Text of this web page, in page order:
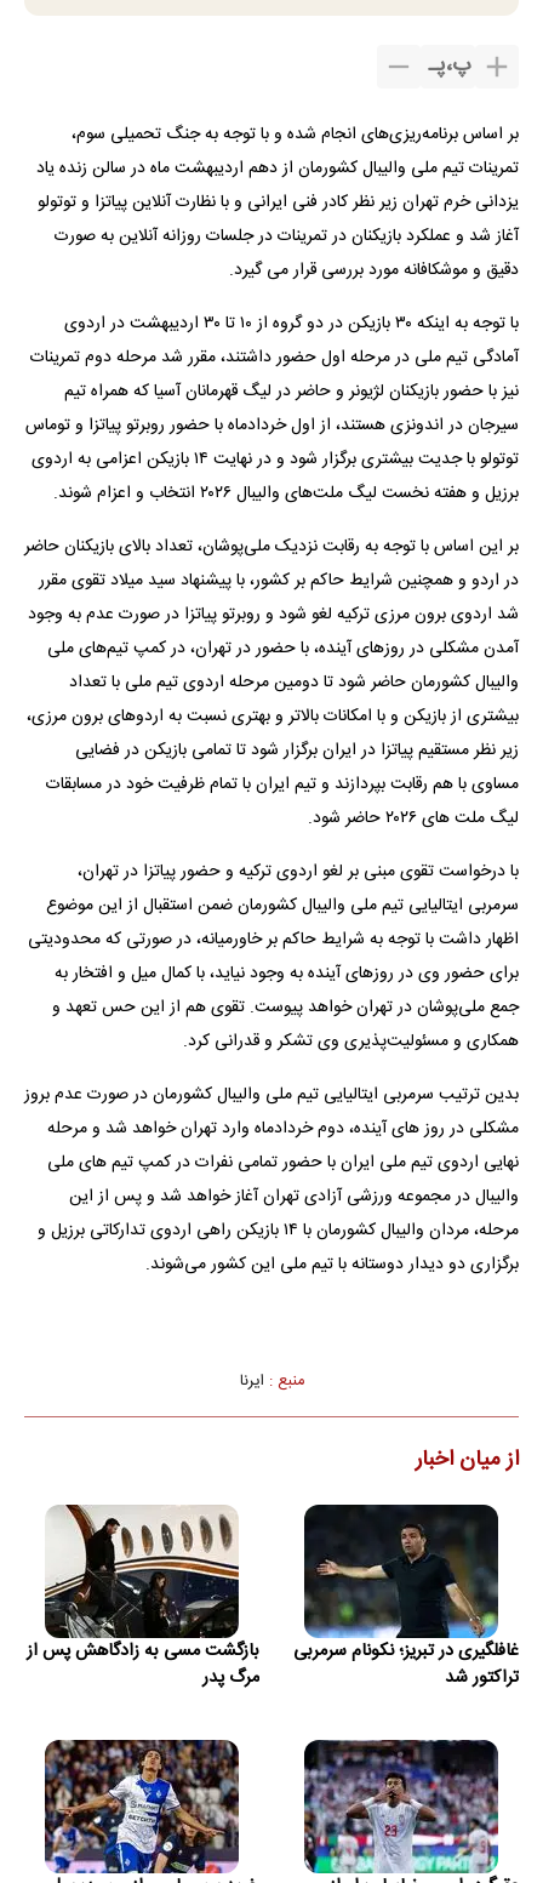
پ،پـ
بر اساس برنامه‌ریزی‌های انجام شده و با توجه به جنگ تحمیلی سوم،
تمرینات تیم ملی والیبال کشورمان از دهم اردیبهشت ماه در سالن زنده یاد
یزدانی خرم تهران زیر نظر کادر فنی ایرانی و با نظارت آنلاین پیاتزا و توتولو
آغاز شد و عملکرد بازیکنان در تمرینات در جلسات روزانه آنلاین به صورت
دقیق و موشکافانه مورد بررسی قرار می گیرد.
با توجه به اینکه ۳۰ بازیکن در دو گروه از ۱۰ تا ۳۰ اردیبهشت در اردوی
آمادگی تیم ملی در مرحله اول حضور داشتند، مقرر شد مرحله دوم تمرینات
نیز با حضور بازیکنان لژیونر و حاضر در لیگ قهرمانان آسیا که همراه تیم
سیرجان در اندونزی هستند، از اول خردادماه با حضور روبرتو پیاتزا و توماس
توتولو با جدیت بیشتری برگزار شود و در نهایت ۱۴ بازیکن اعزامی به اردوی
برزیل و هفته نخست لیگ ملت‌های والیبال ۲۰۲۶ انتخاب و اعزام شوند.
بر این اساس با توجه به رقابت نزدیک ملی‌پوشان، تعداد بالای بازیکنان حاضر
در اردو و همچنین شرایط حاکم بر کشور، با پیشنهاد سید میلاد تقوی مقرر
شد اردوی برون مرزی ترکیه لغو شود و روبرتو پیاتزا در صورت عدم به وجود
آمدن مشکلی در روزهای آینده، با حضور در تهران، در کمپ تیم‌های ملی
والیبال کشورمان حاضر شود تا دومین مرحله اردوی تیم ملی با تعداد
بیشتری از بازیکن و با امکانات بالاتر و بهتری نسبت به اردوهای برون مرزی،
زیر نظر مستقیم پیاتزا در ایران برگزار شود تا تمامی بازیکن در فضایی
مساوی با هم رقابت بپردازند و تیم ایران با تمام ظرفیت خود در مسابقات
لیگ ملت های ۲۰۲۶ حاضر شود.
با درخواست تقوی مبنی بر لغو اردوی ترکیه و حضور پیاتزا در تهران،
سرمربی ایتالیایی تیم ملی والیبال کشورمان ضمن استقبال از این موضوع
اظهار داشت با توجه به شرایط حاکم بر خاورمیانه، در صورتی که محدودیتی
برای حضور وی در روزهای آینده به وجود نیاید، با کمال میل و افتخار به
جمع ملی‌پوشان در تهران خواهد پیوست. تقوی هم از این حس تعهد و
همکاری و مسئولیت‌پذیری وی تشکر و قدرانی کرد.
بدین ترتیب سرمربی ایتالیایی تیم ملی والیبال کشورمان در صورت عدم بروز
مشکلی در روز های آینده، دوم خردادماه وارد تهران خواهد شد و مرحله
نهایی اردوی تیم ملی ایران با حضور تمامی نفرات در کمپ تیم های ملی
والیبال در مجموعه ورزشی آزادی تهران آغاز خواهد شد و پس از این
مرحله، مردان والیبال کشورمان با ۱۴ بازیکن راهی اردوی تدارکاتی برزیل و
برگزاری دو دیدار دوستانه با تیم ملی این کشور می‌شوند.
منبع : ایرنا
از میان اخبار
غافلگیری در تبریز؛ نکونام سرمربی
تراکتور شد
بازگشت مسی به زادگاهش پس از
مرگ پدر